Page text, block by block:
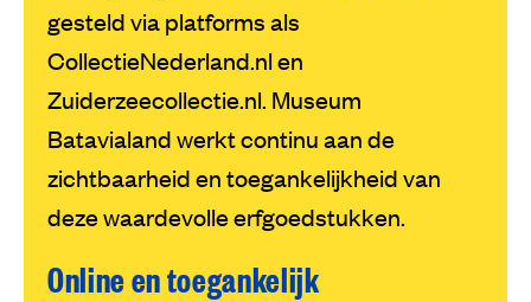
gesteld via platforms als
CollectieNederland.nl en
Zuiderzeecollectie.nl. Museum
Batavialand werkt continu aan de
zichtbaarheid en toegankelijkheid van
deze waardevolle erfgoedstukken.
Online en toegankelijk